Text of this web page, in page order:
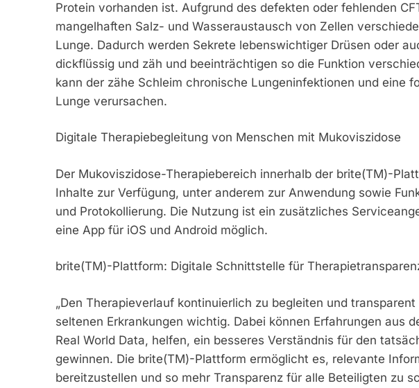
Protein vorhanden ist. Aufgrund des defekten oder fehlenden
mangelhaften Salz- und Wasseraustausch von Zellen
Lunge. Dadurch werden Sekrete lebenswichtiger Drüsen oder
dickflüssig und zäh und beeinträchtigen so die Funktion
kann der zähe Schleim chronische Lungeninfektionen und eine
Lunge verursachen.
Digitale Therapiebegleitung von Menschen mit Mukoviszidose
Der Mukoviszidose-Therapiebereich innerhalb der brite(TM)-
Inhalte zur Verfügung, unter anderem zur Anwendung sowie
und Protokollierung. Die Nutzung ist ein zusätzliches
eine App für iOS und Android möglich.
brite(TM)-Plattform: Digitale Schnittstelle für
„Den Therapieverlauf kontinuierlich zu begleiten und
seltenen Erkrankungen wichtig. Dabei können Erfahrungen aus
Real World Data, helfen, ein besseres Verständnis für den
gewinnen. Die brite(TM)-Plattform ermöglicht es, relevante
bereitzustellen und so mehr Transparenz für alle Beteiligten zu